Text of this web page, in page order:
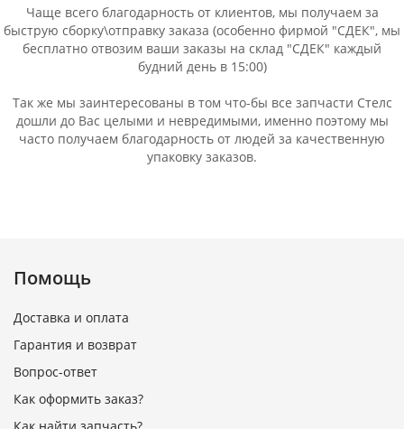
Чаще всего благодарность от клиентов, мы получаем за
быструю сборку\отправку заказа (особенно фирмой "СДЕК", мы
бесплатно отвозим ваши заказы на склад "СДЕК" каждый
будний день в 15:00)
Так же мы заинтересованы в том что-бы все запчасти Стелс
дошли до Вас целыми и невредимыми, именно поэтому мы
часто получаем благодарность от людей за качественную
упаковку заказов.
Помощь
Доставка и оплата
Гарантия и возврат
Вопрос-ответ
Как оформить заказ?
Как найти запчасть?